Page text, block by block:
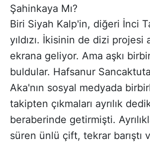
Şahinkaya Mı?
Biri Siyah Kalp'in, diğeri İnci
yıldızı. İkisinin de dizi projesi
ekrana geliyor. Ama aşkı
buldular. Hafsanur
Aka'nın sosyal medyada
takipten çıkmaları ayrılık
beraberinde getirmişti.
süren ünlü çift, tekrar barıştı